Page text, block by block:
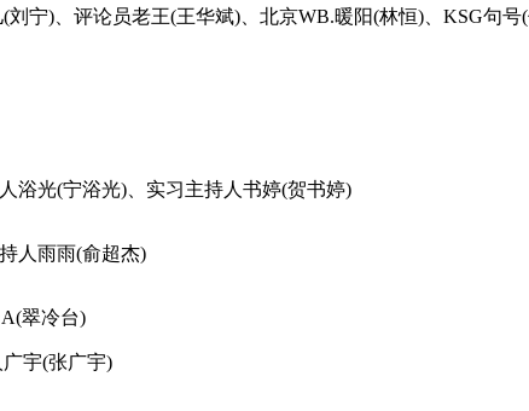
刘宁)、评论员老王(王华斌)、北京WB.暖阳(林恒)、KSG句号
浴光(宁浴光)、实习主持人书婷(贺书婷)
人雨雨(俞超杰)
翠冷台)
广宇(张广宇)